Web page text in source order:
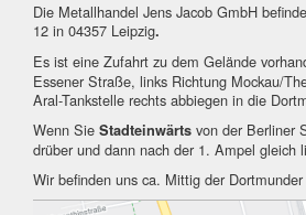
Die Metallhandel Jens Jacob GmbH
12 in 04357 Leipzig.
Es ist eine Zufahrt zu dem Gelände
Essener Straße, links Richtung Mockau/
Aral-Tankstelle rechts abbiegen in die
Wenn Sie Stadteinwärts von der Berliner
drüber und dann nach der 1. Ampel gleich
Wir befinden uns ca. Mittig der